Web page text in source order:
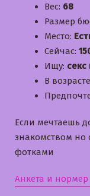
Вес: 68
Размер
Место:
Сейчас:
Ищу: секс
В
Если мечтаешь
знакомством
фотками
Анкета и